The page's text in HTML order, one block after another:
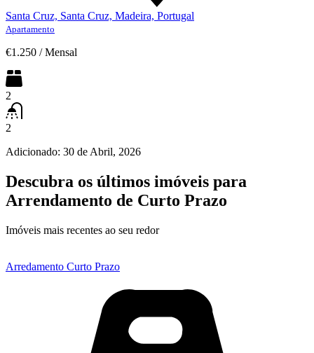
Santa Cruz, Santa Cruz, Madeira, Portugal
Apartamento
€1.250 / Mensal
2
2
Adicionado: 30 de Abril, 2026
Descubra os últimos imóveis para
Arrendamento de Curto Prazo
Imóveis mais recentes ao seu redor
Arredamento Curto Prazo